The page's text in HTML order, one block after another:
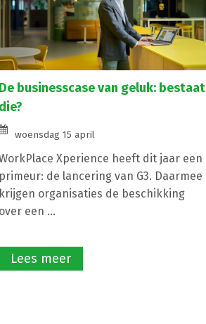
De businesscase van geluk: bestaat
die?
woensdag 15 april
Xperience heeft dit jaar een
primeur: de lancering van G3. Daarmee
krijgen organisaties de beschikking
over een ...
Lees meer